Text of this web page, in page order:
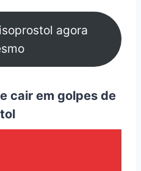
agora
cair em golpes de